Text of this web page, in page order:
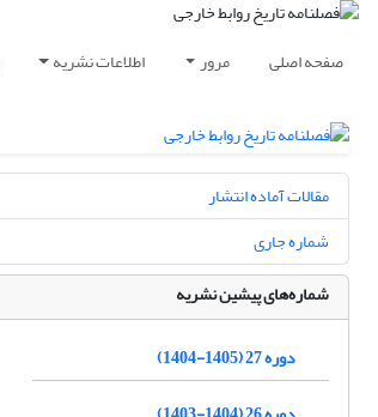
صفحه اصلی مرور اطلاعات نشریه
مقالات آماده انتشار
شماره جاری
شماره‌های پیشین نشریه
دوره 27 (1405-1404)